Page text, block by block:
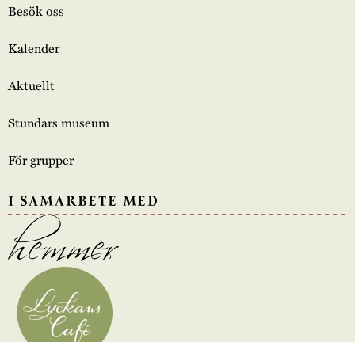
Besök oss
Kalender
Aktuellt
Stundars museum
För grupper
I SAMARBETE MED